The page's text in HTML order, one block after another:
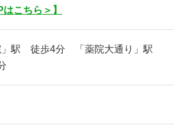
はこちら＞】
」駅 徒歩4分 「薬院大通り」駅